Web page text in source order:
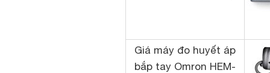
Giá máy đo huyết áp
bắp tay Omron HEM-